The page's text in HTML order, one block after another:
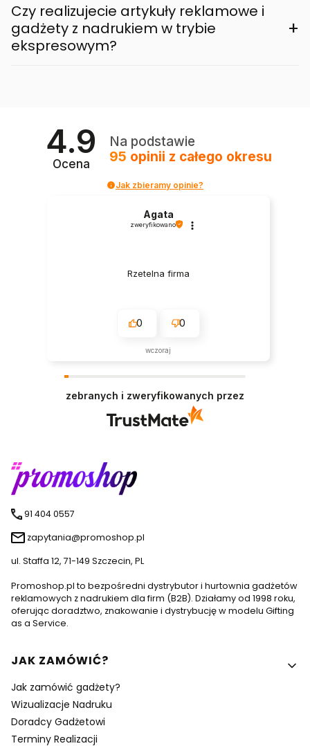
Czy realizujecie artykuły reklamowe i
gadżety z nadrukiem w trybie
ekspresowym?
+
4.9
Ocena
Na podstawie
95 opinii z całego okresu
Jak zbieramy opinie?
Agata
zweryfikowano
Rzetelna firma
0 0
wczoraj
zebranych i zweryfikowanych przez
91 404 0557
zapytania@promoshop.pl
ul. Staffa 12, 71-149 Szczecin, PL
Promoshop.pl to bezpośredni dystrybutor i hurtownia gadżetów
reklamowych z nadrukiem dla firm (B2B). Działamy od 1998 roku,
oferując doradztwo, znakowanie i dystrybucję w modelu Gifting
as a Service.
Linki w stopce
JAK ZAMÓWIĆ?
Jak zamówić gadżety?
Wizualizacje Nadruku
Doradcy Gadżetowi
Terminy Realizacji